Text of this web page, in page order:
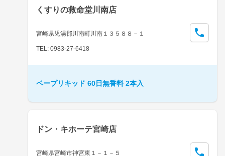
くすりの救命堂川南店
宮崎県児湯郡川南町川南１３５８８－１
TEL: 0983-27-6418
ベープリキッド 60日無香料 2本入
ドン・キホーテ宮崎店
宮崎県宮崎市神宮東１－１－５